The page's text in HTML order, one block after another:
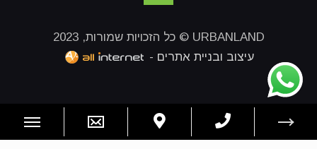
URBANLAND © כל הזכויות שמורות, 2023
עיצוב ובניית אתרים -